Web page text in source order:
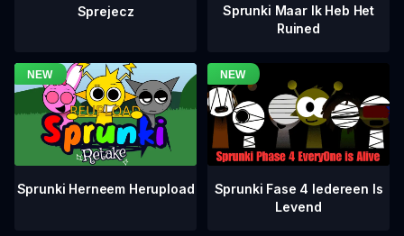
Sprejecz
Sprunki Maar Ik Heb Het
Ruined
Sprunki Herneem Herupload
Sprunki Fase 4 Iedereen Is
Levend